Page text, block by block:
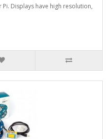
Displays have high resolution,